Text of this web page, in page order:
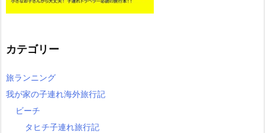
カテゴリー
旅ランニング
我が家の子連れ海外旅行記
ビーチ
タヒチ子連れ旅行記